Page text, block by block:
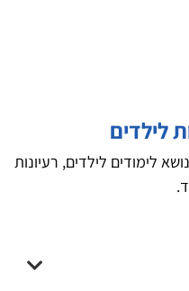
לילדים
לימודים לילדים, רעיונות